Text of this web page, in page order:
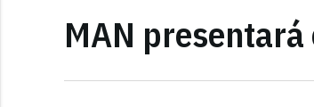
MAN presentará